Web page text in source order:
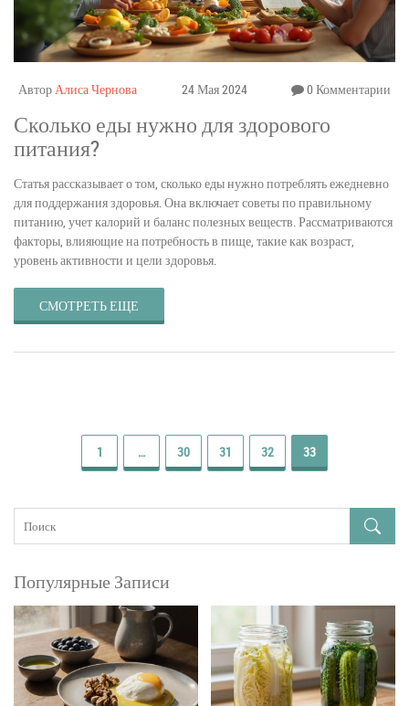
Автор Алиса Чернова 24 Мая 2024 0 Комментарии
Сколько еды нужно для здорового
питания?
Статья рассказывает о том, сколько еды нужно потреблять ежедневно
для поддержания здоровья. Она включает советы по правильному
питанию, учет калорий и баланс полезных веществ. Рассматриваются
факторы, влияющие на потребность в пище, такие как возраст,
уровень активности и цели здоровья.
СМОТРЕТЬ ЕЩЕ
1 … 30 31 32 33
Популярные Записи